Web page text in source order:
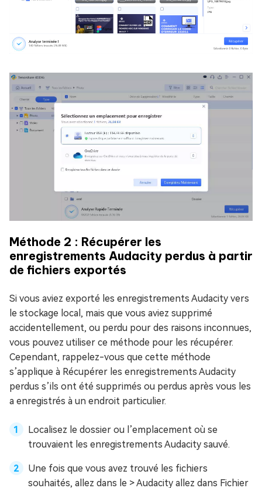
Méthode 2 : Récupérer les
enregistrements Audacity perdus à partir
de fichiers exportés
Si vous aviez exporté les enregistrements Audacity vers
le stockage local, mais que vous aviez supprimé
accidentellement, ou perdu pour des raisons inconnues,
vous pouvez utiliser ce méthode pour les récupérer.
Cependant, rappelez-vous que cette méthode
s’applique à Récupérer les enregistrements Audacity
perdus s’ils ont été supprimés ou perdus après vous les
a enregistrés à un endroit particulier.
Localisez le dossier ou l’emplacement où se
trouvaient les enregistrements Audacity sauvé.
Une fois que vous avez trouvé les fichiers
souhaités, allez dans le > Audacity allez dans Fichier